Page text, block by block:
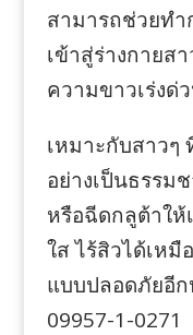
สามารถช่วยทำ
เข้าสู่ร่างกายส
ความขาวเร่งด่
เหมาะกับสาวๆ
อย่างเป็นธรรม
หรือฉีดกลูต้าให้
ใส ไร้สิวได้เห
แบบปลอดภัยอีก
09957-1-0271